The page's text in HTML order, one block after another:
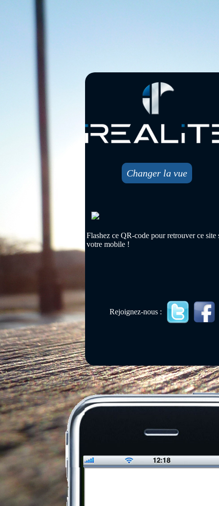
Changer la vue
Flashez ce QR-code pour retrouver ce site
votre mobile !
Rejoignez-nous :